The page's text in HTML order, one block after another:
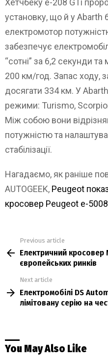
Хетчбеку e-208 GTi
установку, що й у Abarth
електромотор
забезпечує
“сотні” за 6,2 секунди
200 км/год. Запас ходу,
досягати 334 км. У
режими: Turismo,
Між собою вони
потужністю та
стабілізації.
Нагадаємо, як раніше
AUTOGEEK, Peugeot
кросовер Peugeot e-5008
more
Previous article
Електричний кросовер
європейських ринків
Next article
Електромобілі DS
лімітовану серію на
You May Also Like